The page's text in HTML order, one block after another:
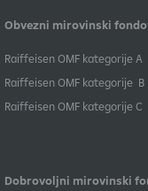
Obvezni mirovinski
​Raiffeisen OMF kategorije A
Raiffeisen OMF kategorije B
​Raiffeisen OMF kategorije C
Dobrovoljni mirovinski